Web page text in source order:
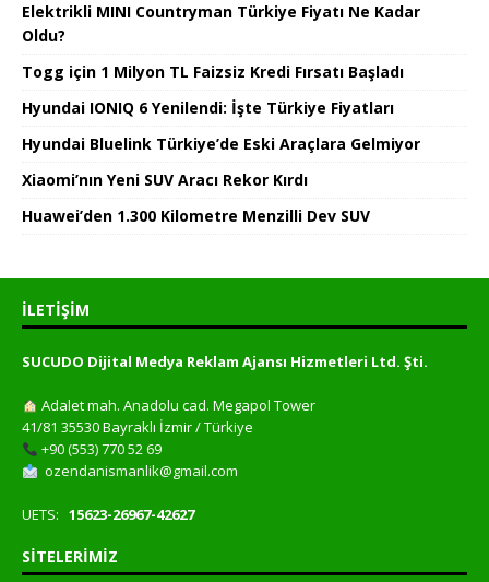
Elektrikli MINI Countryman Türkiye Fiyatı Ne Kadar
Oldu?
Togg için 1 Milyon TL Faizsiz Kredi Fırsatı Başladı
Hyundai IONIQ 6 Yenilendi: İşte Türkiye Fiyatları
Hyundai Bluelink Türkiye’de Eski Araçlara Gelmiyor
Xiaomi’nın Yeni SUV Aracı Rekor Kırdı
Huawei’den 1.300 Kilometre Menzilli Dev SUV
İLETIŞIM
SUCUDO Dijital Medya Reklam Ajansı Hizmetleri Ltd. Şti.
Adalet mah. Anadolu cad. Megapol Tower
41/81 35530 Bayraklı İzmir / Türkiye
+90 (553) 770 52 69
ozendanismanlik@gmail.com
UETS: 15623-26967-42627
SITELERIMIZ